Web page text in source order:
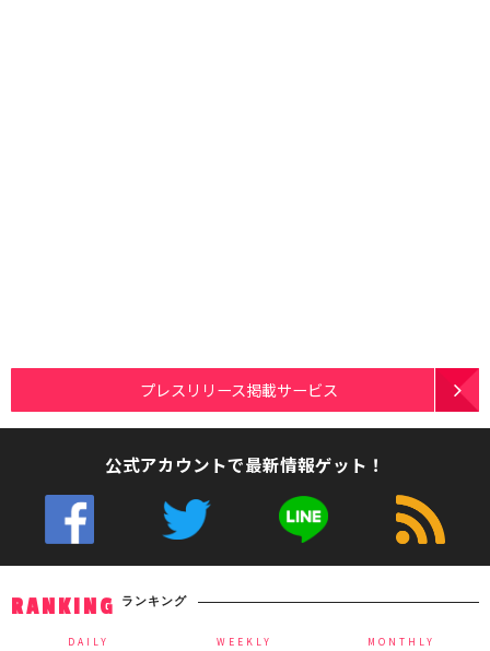
プレスリリース掲載サービス
公式アカウントで最新情報ゲット！
RANKING ランキング
DAILY WEEKLY MONTHLY